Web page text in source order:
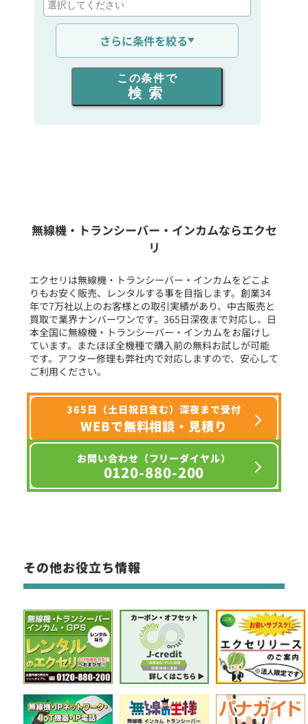
通信距離を選ぶ
出力を選ぶ
同時通話人数を選ぶ
フリーワード入力(製品名等)
選択条件をリセット
さらに条件を絞る
この条件で
検索
無線機・トランシーバー・インカムならエクセ
リ
エクセリは無線機・トランシーバー・インカムをどこよ
りもお安く販売、レンタルする事を目指します。創業34
年で7万社以上のお客様との取引実績があり、中古販売と
買取で業界ナンバーワンです。365日深夜まで対応し、日
本全国に無線機・トランシーバー・インカムをお届けし
ています。またほぼ全機種で購入前の無料お試しが可能
です。アフター修理も弊社内で対応しますので、安心して
ご利用ください。
365日（土日祝日含む）深夜まで受付
WEBで無料相談・見積り
お問い合わせ（フリーダイヤル）
0120-880-200
その他お役立ち情報